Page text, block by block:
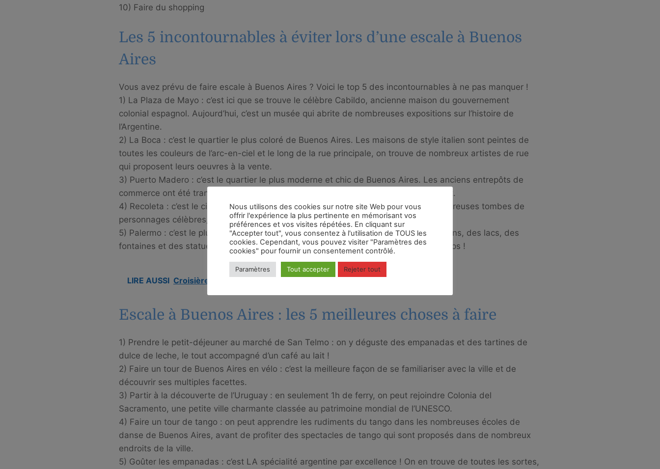
10) Faire du shopping
Les 5 incontournables à éviter lors d’une escale à Buenos
Aires
Vous avez prévu de faire escale à Buenos Aires ? Voici le top 5 des incontournables à ne pas manquer !
1) La Plaza de Mayo : c’est ici que se trouve le célèbre Cabildo, ancienne maison du gouvernement
colonial espagnol. Aujourd’hui, c’est un musée qui abrite de nombreuses expositions sur l’histoire de
l’Argentine.
2) La Boca : c’est le quartier le plus coloré de Buenos Aires. Les maisons de style italien sont peintes de
toutes les couleurs de l’arc-en-ciel et le long de la rue principale, on trouve de nombreux artistes de rue
qui proposent leurs oeuvres à la vente.
3) Puerto Madero : c’est le quartier le plus moderne et chic de Buenos Aires. Les anciens entrepôts de
commerce ont été transformés en hôtels de luxe, restaurants étoilés et galeries d’art.
4) Recoleta : c’est le cimetière le plus célèbre de Buenos Aires. On y trouve de nombreuses tombes de
personnages célèbres, comme Evita Perón.
5) Palermo : c’est le plus grand parc de Buenos Aires. On y trouve de nombreux jardins, des lacs, des
fontaines et des statues. C’est le lieu idéal pour se détendre et profiter du beau temps !
LIRE AUSSI Croisière en Europe du Nord : le top 10 d'une escale à Hambourg
Escale à Buenos Aires : les 5 meilleures choses à faire
1) Prendre le petit-déjeuner au marché de San Telmo : on y déguste des empanadas et des tartines de
dulce de leche, le tout accompagné d’un café au lait !
2) Faire un tour de Buenos Aires en vélo : c’est la meilleure façon de se familiariser avec la ville et de
découvrir ses multiples facettes.
3) Partir à la découverte de l’Uruguay : en seulement 1h de ferry, on peut rejoindre Colonia del
Sacramento, une petite ville charmante classée au patrimoine mondial de l’UNESCO.
4) Faire un tour de tango : on peut apprendre les rudiments du tango dans les nombreuses écoles de
danse de Buenos Aires, avant de profiter des spectacles de tango qui sont proposés dans de nombreux
endroits de la ville.
5) Goûter les empanadas : c’est LA spécialité argentine par excellence ! On en trouve de toutes les sortes,
Nous utilisons des cookies sur notre site Web pour vous
offrir l'expérience la plus pertinente en mémorisant vos
préférences et vos visites répétées. En cliquant sur
"Accepter tout", vous consentez à l'utilisation de TOUS les
cookies. Cependant, vous pouvez visiter "Paramètres des
cookies" pour fournir un consentement contrôlé.
Paramètres Tout accepter Rejeter tout